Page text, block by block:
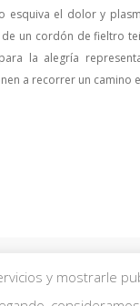
esquiva el dolor y
un cordón de fieltro
la alegría
a recorrer un camino
reservados. Aviso
y mostrarle